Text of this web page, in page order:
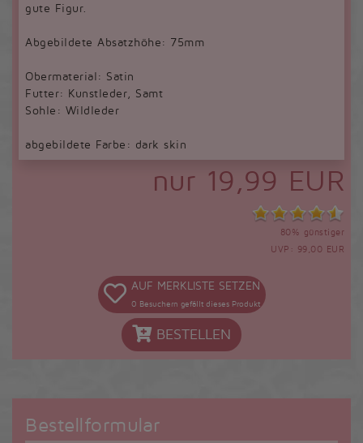
gute Figur.
Abgebildete Absatzhöhe: 75mm
Obermaterial: Satin
Futter: Kunstleder, Samt
Sohle: Wildleder
abgebildete Farbe: dark skin
nur 19,99 EUR
80% günstiger
UVP: 99,00 EUR
AUF MERKLISTE SETZEN
0 Besuchern gefällt dieses Produkt
BESTELLEN
Bestellformular